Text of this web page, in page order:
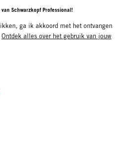
Schwarzkopf Professional!
ga ik akkoord met het ontvangen
Ontdek alles over het gebruik van jouw